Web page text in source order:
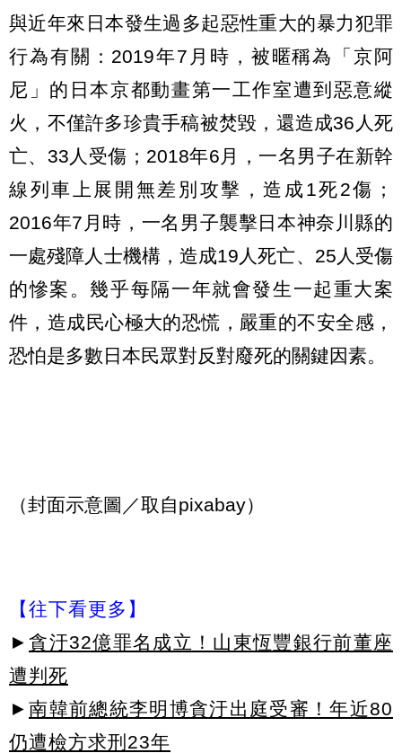
與近年來日本發生過多起惡性重大的暴力犯罪
行為有關：2019年7月時，被暱稱為「京阿
尼」的日本京都動畫第一工作室遭到惡意縱
火，不僅許多珍貴手稿被焚毀，還造成36人死
亡、33人受傷；2018年6月，一名男子在新幹
線列車上展開無差別攻擊，造成1死2傷；
2016年7月時，一名男子襲擊日本神奈川縣的
一處殘障人士機構，造成19人死亡、25人受傷
的慘案。幾乎每隔一年就會發生一起重大案
件，造成民心極大的恐慌，嚴重的不安全感，
恐怕是多數日本民眾對反對廢死的關鍵因素。
（封面示意圖／取自pixabay）
【往下看更多】
► 貪汙32億罪名成立！山東恆豐銀行前董座
遭判死
► 南韓前總統李明博貪汙出庭受審！年近80
仍遭檢方求刑23年